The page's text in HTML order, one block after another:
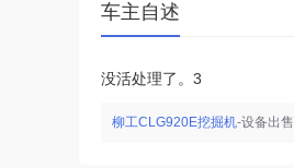
车主自述
没活处理了。3
柳工CLG920E挖掘机-设备出售